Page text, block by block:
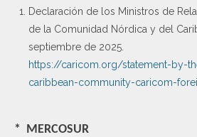
Declaración de los Ministros de
de la Comunidad Nórdica y del
septiembre de 2025.
https://caricom.org/statement-by-
caribbean-community-caricom-
* MERCOSUR